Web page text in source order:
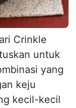
Crinkle
untuk
yang
keju
kecil-kecil